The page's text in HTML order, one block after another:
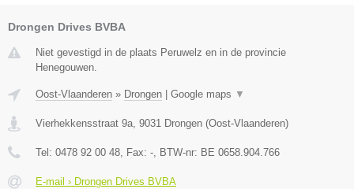
Drongen Drives BVBA
Niet gevestigd in de plaats Peruwelz en in de provincie
Henegouwen.
Oost-Vlaanderen » Drongen | Google maps ▼
Vierhekkensstraat 9a 9031 Drongen (Oost-Vlaanderen)
Tel: 0478 92 00 48 , Fax: - , BTW-nr: BE 0658.904.766
E-mail › Drongen Drives BVBA